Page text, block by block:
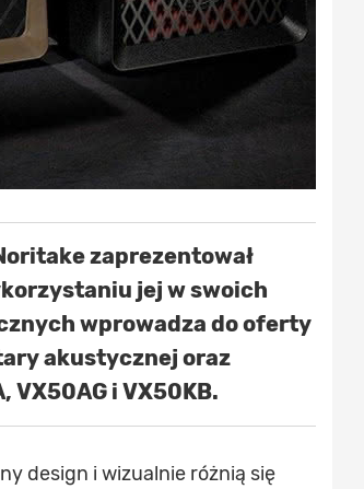
zaprezentował
jej w swoich
wprowadza do oferty
akustycznej oraz
i VX50KB.
design i wizualnie różnią się